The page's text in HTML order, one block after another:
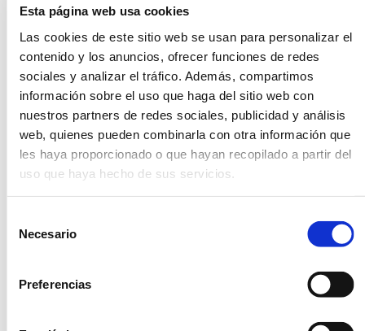
Esta página web usa cookies
Las cookies de este sitio web se usan para personalizar el
contenido y los anuncios, ofrecer funciones de redes
sociales y analizar el tráfico. Además, compartimos
información sobre el uso que haga del sitio web con
nuestros partners de redes sociales, publicidad y análisis
web, quienes pueden combinarla con otra información que
les haya proporcionado o que hayan recopilado a partir del
uso que haya hecho de sus servicios.
Necesario
Preferencias
su importancia para
los participantes y
del Club. Dar las
gracias al Club, al
patrocinador oficial,
Mercedes-Benz
Autobeltran LG por